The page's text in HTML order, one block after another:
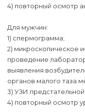
4) повторный осмотр
Для мужчин:
1) спермограмма;
2) микроскопическое
проведение
выявления
органов малого таза
3) УЗИ
4) повторный осмотр